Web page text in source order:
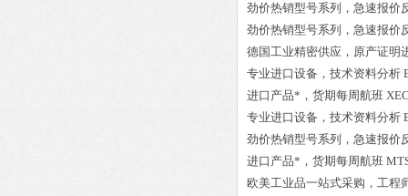
劲价热销型号系列，急速报价
劲价热销型号系列，急速报价
德国工业精密供应，原产证明
专业进口设备，技术资料分析
进口产品*，货期每周航班
专业进口设备，技术资料分析
劲价热销型号系列，急速报价
进口产品*，货期每周航班
欧美工业品一站式采购，工程